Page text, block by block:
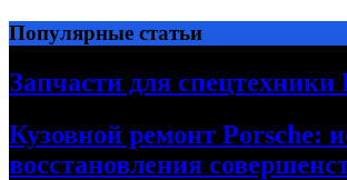
Перейти
к
содержимому
Популярные статьи
Запчасти для спецтехники
Кузовной ремонт Porsche:
восстановления